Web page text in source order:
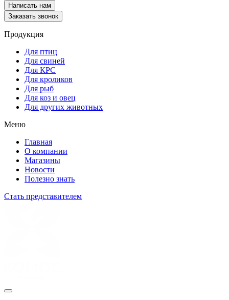
Написать нам
Заказать звонок
Продукция
Для птиц
Для свиней
Для КРС
Для кроликов
Для рыб
Для коз и овец
Для других животных
Меню
Главная
О компании
Магазины
Новости
Полезно знать
Стать представителем